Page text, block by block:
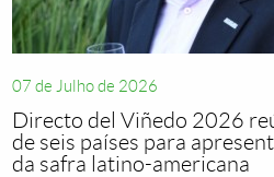
07 de Julho de 2026
Directo del Viñedo 2026
de seis países para
da safra latino-americana